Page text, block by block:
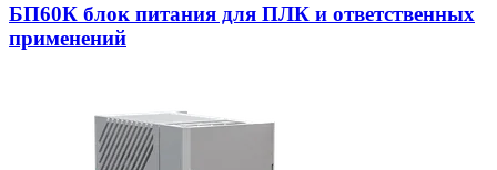
БП60К блок питания для ПЛК и ответственных
применений